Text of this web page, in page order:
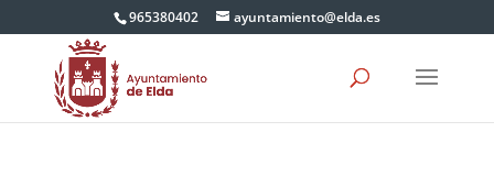
965380402 ayuntamiento@elda.es